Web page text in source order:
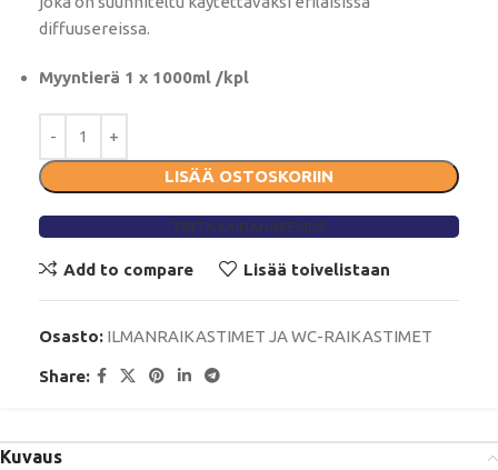
diffuusereissa.
Myyntierä 1 x 1000ml /kpl
LISÄÄ OSTOSKORIIN
TÄYTÄ LAINAHAKEMUS
Add to compare Lisää toivelistaan
Osasto: ILMANRAIKASTIMET JA WC-RAIKASTIMET
Share:
Kuvaus